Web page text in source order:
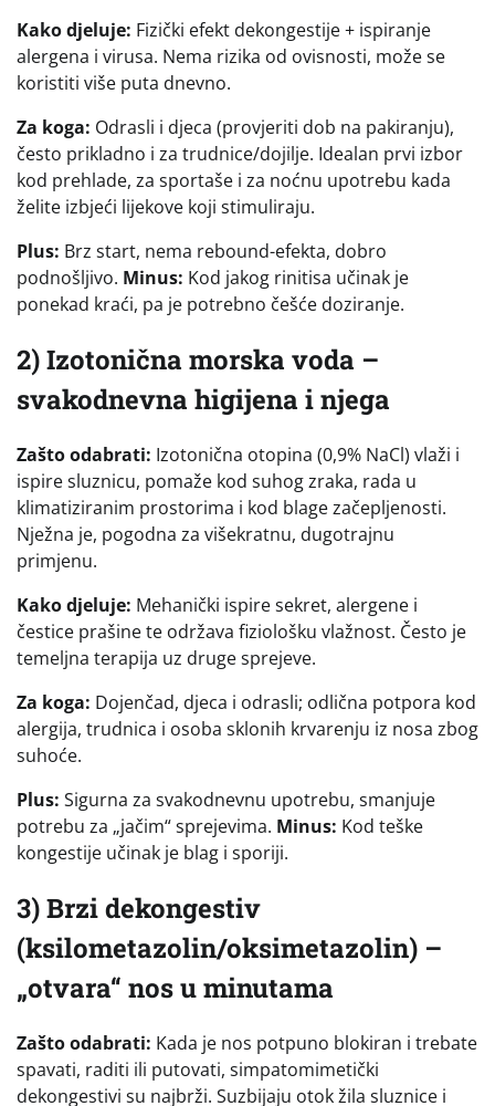
Kako djeluje: Fizički efekt dekongestije + ispiranje
alergena i virusa. Nema rizika od ovisnosti, može se
koristiti više puta dnevno.
Za koga: Odrasli i djeca (provjeriti dob na pakiranju),
često prikladno i za trudnice/dojilje. Idealan prvi izbor
kod prehlade, za sportaše i za noćnu upotrebu kada
želite izbjeći lijekove koji stimuliraju.
Plus: Brz start, nema rebound-efekta, dobro
podnošljivo. Minus: Kod jakog rinitisa učinak je
ponekad kraći, pa je potrebno češće doziranje.
2) Izotonična morska voda –
svakodnevna higijena i njega
Zašto odabrati: Izotonična otopina (0,9% NaCl) vlaži i
ispire sluznicu, pomaže kod suhog zraka, rada u
klimatiziranim prostorima i kod blage začepljenosti.
Nježna je, pogodna za višekratnu, dugotrajnu
primjenu.
Kako djeluje: Mehanički ispire sekret, alergene i
čestice prašine te održava fiziološku vlažnost. Često je
temeljna terapija uz druge sprejeve.
Za koga: Dojenčad, djeca i odrasli; odlična potpora kod
alergija, trudnica i osoba sklonih krvarenju iz nosa zbog
suhoće.
Plus: Sigurna za svakodnevnu upotrebu, smanjuje
potrebu za „jačim“ sprejevima. Minus: Kod teške
kongestije učinak je blag i sporiji.
3) Brzi dekongestiv
(ksilometazolin/oksimetazolin) –
„otvara“ nos u minutama
Zašto odabrati: Kada je nos potpuno blokiran i trebate
spavati, raditi ili putovati, simpatomimetički
dekongestivi su najbrži. Suzbijaju otok žila sluznice i